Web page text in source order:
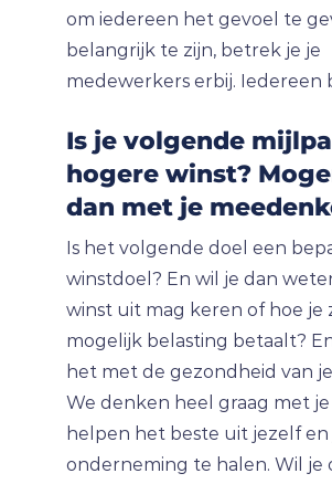
om iedereen het gevoel te
belangrijk te zijn, betrek je je
medewerkers erbij. Iedereen
Is je volgende
hogere winst?
dan met je
Is het volgende doel een
winstdoel? En wil je dan
winst uit mag keren of hoe je
mogelijk belasting betaalt?
het met de gezondheid van
We denken heel graag met je
helpen het beste uit jezelf en
onderneming te halen. Wil je